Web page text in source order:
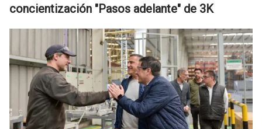
concientización "Pasos adelante" de 3K